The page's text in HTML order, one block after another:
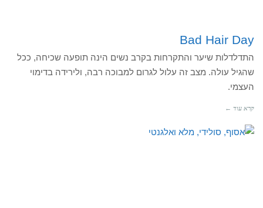
Bad Hair Day
התדלדלות שיער והתקרחות בקרב נשים הינה תופעה שכיחה, ככל
שהגיל עולה. מצב זה עלול לגרום למבוכה רבה, ולירידה בדימוי
העצמי.
קרא עוד ←